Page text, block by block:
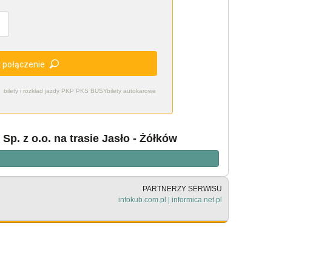
bilety i rozkład jazdy PKP PKS BUSYbilety autokarowe
połączenie
z o.o. na trasie Jasło - Żółków
PARTNERZY SERWISU
infokub.com.pl | informica.net.pl